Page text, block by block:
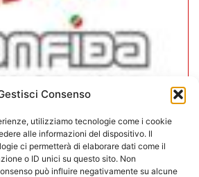
Consenso
utilizziamo tecnologie come i cookie
alle informazioni del dispositivo. Il
ci permetterà di elaborare dati come il
o ID unici su questo sito. Non
può influire negativamente su alcune
l’ingresso di 4 nuovi
associati